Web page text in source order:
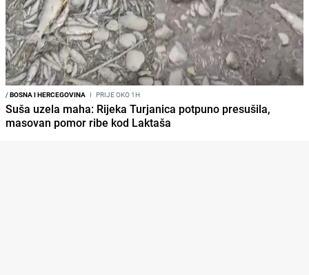
/BOSNA I HERCEGOVINA I PRIJE OKO 1H
Suša uzela maha: Rijeka Turjanica potpuno presušila,
masovan pomor ribe kod Laktaša